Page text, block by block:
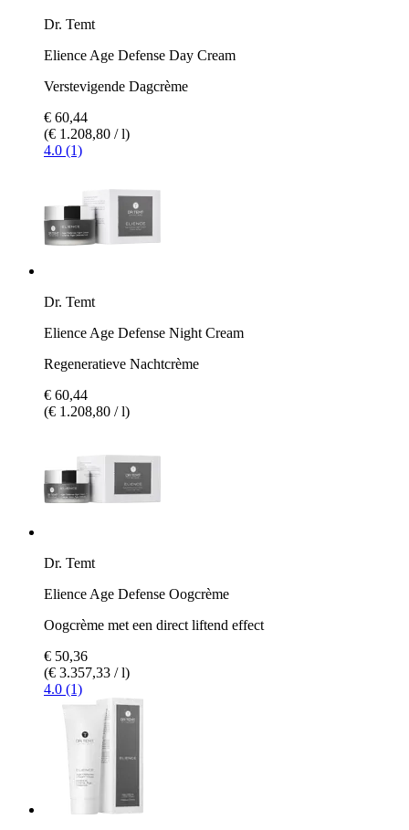
Dr. Temt
Elience Age Defense Day Cream
Verstevigende Dagcrème
€ 60,44
(€ 1.208,80 / l)
4.0 (1)
Dr. Temt
Elience Age Defense Night Cream
Regeneratieve Nachtcrème
€ 60,44
(€ 1.208,80 / l)
Dr. Temt
Elience Age Defense Oogcrème
Oogcrème met een direct liftend effect
€ 50,36
(€ 3.357,33 / l)
4.0 (1)